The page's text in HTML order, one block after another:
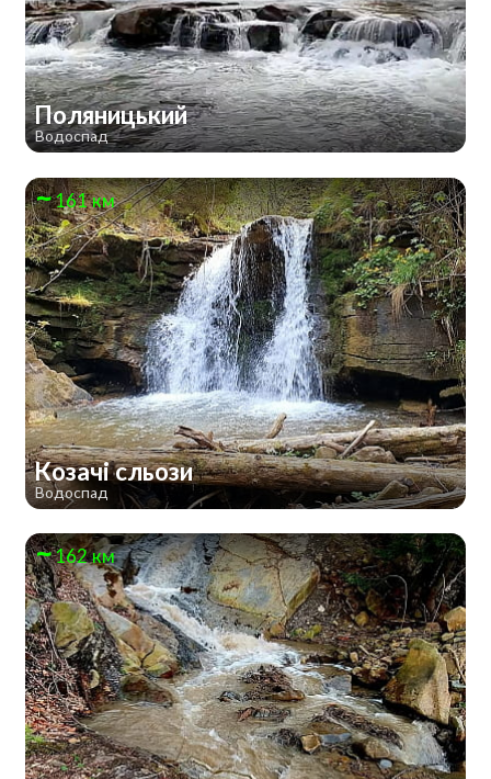
Поляницький
Водоспад
161 км
Козачі сльози
Водоспад
162 км